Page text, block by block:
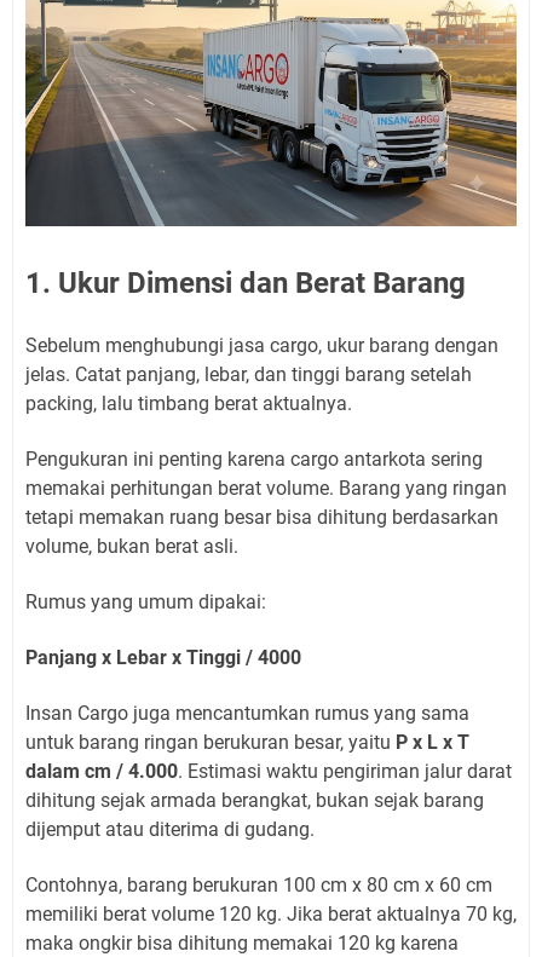
1. Ukur Dimensi dan Berat Barang
Sebelum menghubungi jasa cargo, ukur barang dengan
jelas. Catat panjang, lebar, dan tinggi barang setelah
packing, lalu timbang berat aktualnya.
Pengukuran ini penting karena cargo antarkota sering
memakai perhitungan berat volume. Barang yang ringan
tetapi memakan ruang besar bisa dihitung berdasarkan
volume, bukan berat asli.
Rumus yang umum dipakai:
Panjang x Lebar x Tinggi / 4000
Insan Cargo juga mencantumkan rumus yang sama
untuk barang ringan berukuran besar, yaitu P x L x T
dalam cm / 4.000. Estimasi waktu pengiriman jalur darat
dihitung sejak armada berangkat, bukan sejak barang
dijemput atau diterima di gudang.
Contohnya, barang berukuran 100 cm x 80 cm x 60 cm
memiliki berat volume 120 kg. Jika berat aktualnya 70 kg,
maka ongkir bisa dihitung memakai 120 kg karena